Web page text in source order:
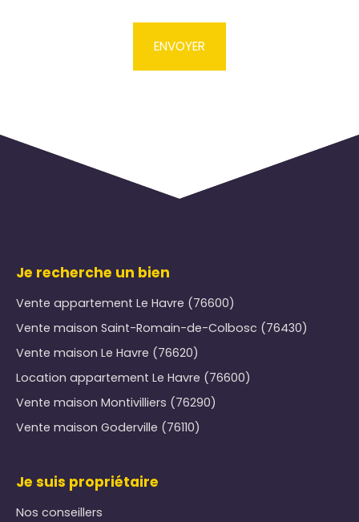
ENVOYER
Je recherche un bien
Vente appartement Le Havre (76600)
Vente maison Saint-Romain-de-Colbosc (76430)
Vente maison Le Havre (76620)
Location appartement Le Havre (76600)
Vente maison Montivilliers (76290)
Vente maison Goderville (76110)
Je suis propriétaire
Nos conseillers